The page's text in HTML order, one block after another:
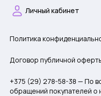
Личный кабинет
Политика
Договор публичной
+375 (29) 278-58-38 — По
обращений покупателей о